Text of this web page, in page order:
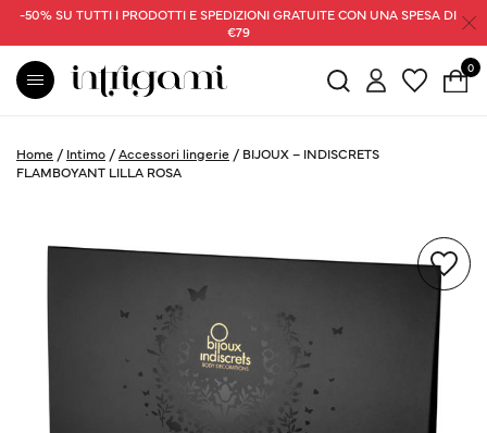
-50% SU TUTTI I PRODOTTI E SPEDIZIONI GRATUITE CON UNA SPESA DI
€79
0
Home / Intimo /Accessori lingerie / BIJOUX – INDISCRETS
FLAMBOYANT LILLA ROSA